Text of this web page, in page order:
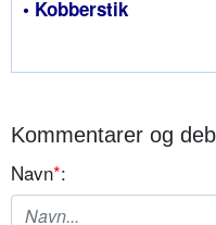
• Kobberstik
Kommentarer og
Navn*: